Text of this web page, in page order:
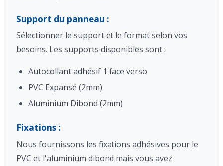
Support du panneau :
Sélectionner le support et le format selon vos
besoins. Les supports disponibles sont :
Autocollant adhésif 1 face verso
PVC Expansé (2mm)
Aluminium Dibond (2mm)
Fixations :
Nous fournissons les fixations adhésives pour le
PVC et l'aluminium dibond mais vous avez